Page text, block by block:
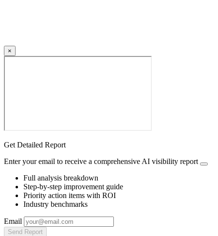
×
Get Detailed Report
Enter your email to receive a comprehensive AI visibility report
Full analysis breakdown
Step-by-step improvement guide
Priority action items with ROI
Industry benchmarks
Email
Send Report